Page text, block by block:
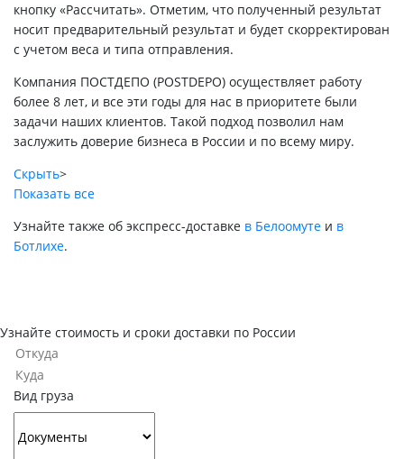
кнопку «Рассчитать». Отметим, что полученный результат
носит предварительный результат и будет скорректирован
с учетом веса и типа отправления.
Компания ПОСТДЕПО (POSTDEPO) осуществляет работу
более 8 лет, и все эти годы для нас в приоритете были
задачи наших клиентов. Такой подход позволил нам
заслужить доверие бизнеса в России и по всему миру.
Скрыть>
Показать все
Узнайте также об экспресс-доставке в Белоомуте и в
Ботлихе.
Узнайте стоимость и сроки доставки по России
Вид груза